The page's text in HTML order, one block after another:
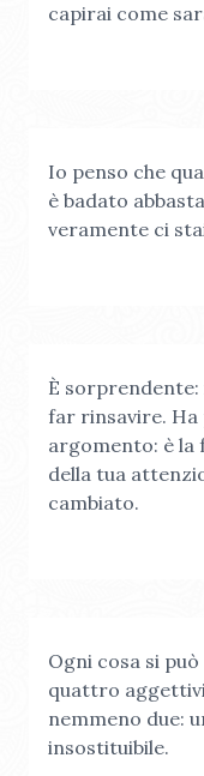
capirai come
Io penso che
è badato
veramente ci
È
far rinsavire. Ha
argomento: è la
della tua
cambiato.
Ogni cosa si
quattro
nemmeno due:
insostituibile.